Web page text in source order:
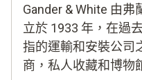
Gander & White 由弗
立於 1933 年，在過
指的運輸和安裝公司
商，私人收藏和博物